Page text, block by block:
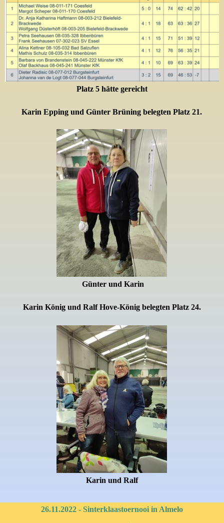
Platz 5 hätte gereicht
Karin Epping und Günter Brüning belegten Platz 21.
Günter und Karin
Karin König und Ralf Hove-König belegten Platz 24.
Karin und Ralf
26.11.2022 - Sinterklaastoernooi in Almelo